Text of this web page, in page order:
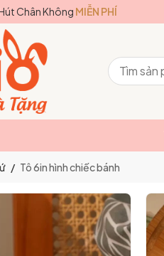
Chân Không MIỄN PHÍ
/ Tô 6in hình chiếc bánh